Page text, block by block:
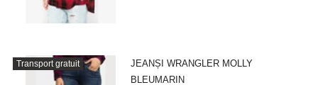
Transport gratuit
JEANȘI WRANGLER MOLLY
BLEUMARIN